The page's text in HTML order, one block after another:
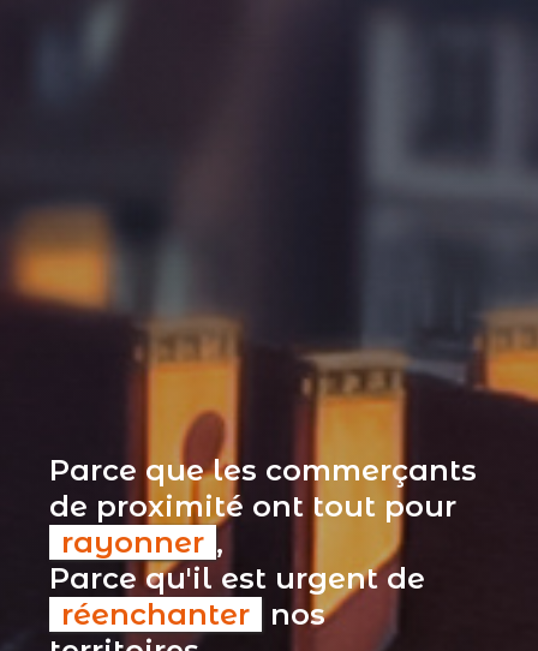
Parce que les commerçants
de proximité ont tout pour
rayonner ,
Parce qu'il est urgent de
réenchanter
nos